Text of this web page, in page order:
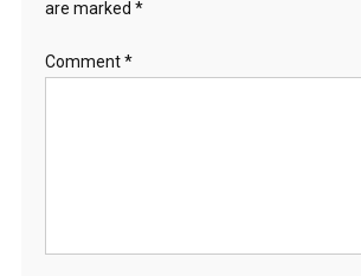
are marked *
Comment*